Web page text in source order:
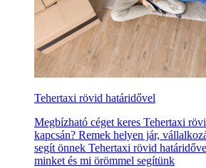
Tehertaxi rövid határidővel
Megbízható céget keres Tehertaxi
kapcsán? Remek helyen jár,
segít önnek Tehertaxi rövid
minket és mi örömmel segítünk